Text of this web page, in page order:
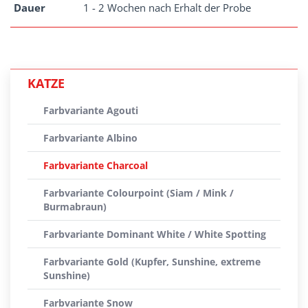
Dauer 1 - 2 Wochen nach Erhalt der Probe
KATZE
Farbvariante Agouti
Farbvariante Albino
Farbvariante Charcoal
Farbvariante Colourpoint (Siam / Mink /
Burmabraun)
Farbvariante Dominant White / White Spotting
Farbvariante Gold (Kupfer, Sunshine, extreme
Sunshine)
Farbvariante Snow